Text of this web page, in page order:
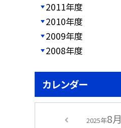
2011年度
2010年度
2009年度
2008年度
カレンダー
2025年8月